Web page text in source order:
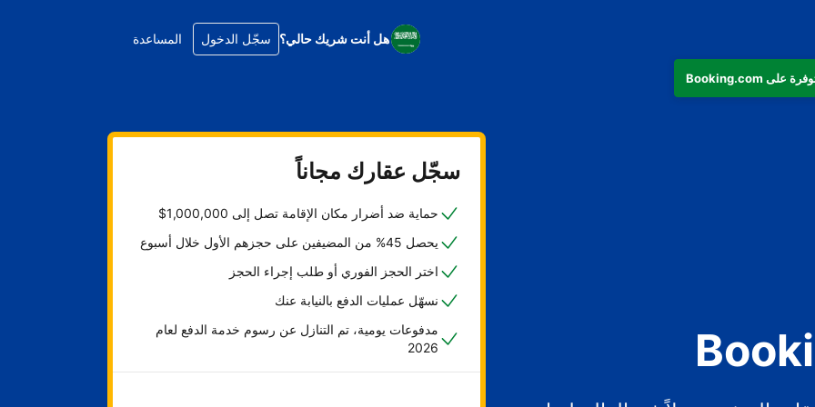
هل أنت شريك حالي؟ سجّل الدخول المساعدة
سجّل عقارك مجاناً
حماية ضد أضرار مكان الإقامة تصل إلى 1,000,000$
يحصل 45% من المضيفين على حجزهم الأول خلال أسبوع
اختر الحجز الفوري أو طلب إجراء الحجز
نسهّل عمليات الدفع بالنيابة عنك
مدفوعات يومية، تم التنازل عن رسوم خدمة الدفع لعام
2026